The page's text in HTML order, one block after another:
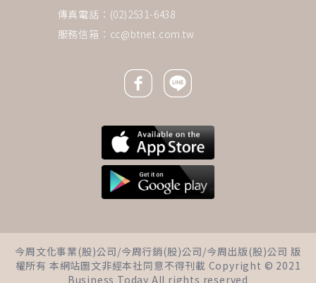
婚後當網紅，先生在同事聚會當
面嘲笑她！Melody：別為面子
傳真電話：(02)2531-6438
服務信箱： cc@btnet.com.tw
Facebook icon
Line icon
今周文化事業(股)公司/今周行銷(股)公司/今周出版(股)公司 版
權所有 本網站圖文非經本社同意不得刊載 Copyright © 2021
Business Today All rights reserved